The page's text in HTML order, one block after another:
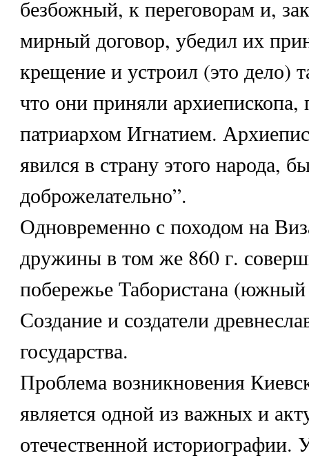
безбожный, к переговорам и,
мирный договор, убедил их
крещение и устроил (это дело)
что они приняли архиепископа,
патриархом Игнатием.
явился в страну этого народа,
доброжелательно”.
Одновременно с походом на
дружины в том же 860 г.
побережье Табористана
Создание и создатели
государства.
Проблема возникновения
является одной из важных и
отечественной историографии.